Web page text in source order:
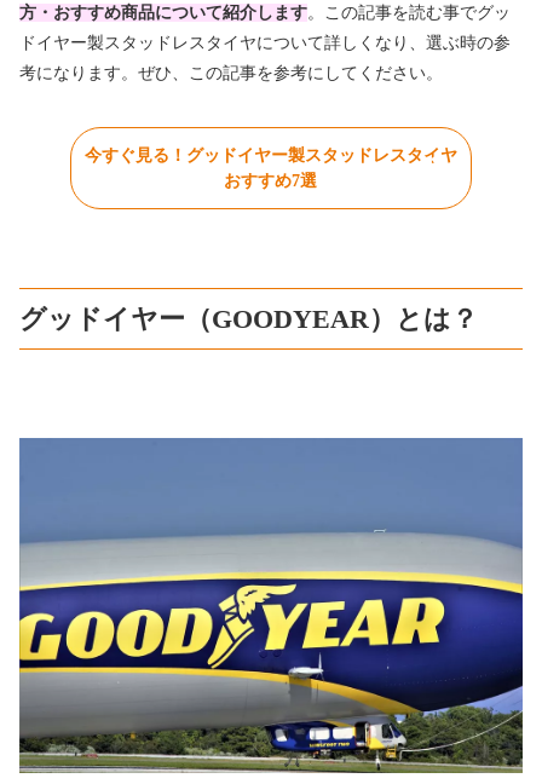
方・おすすめ商品について紹介します。この記事を読む事でグッ
ドイヤー製スタッドレスタイヤについて詳しくなり、選ぶ時の参
考になります。ぜひ、この記事を参考にしてください。
今すぐ見る！グッドイヤー製スタッドレスタイヤ
おすすめ7選
グッドイヤー（GOODYEAR）とは？